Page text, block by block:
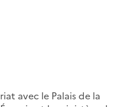
avec le Palais de la